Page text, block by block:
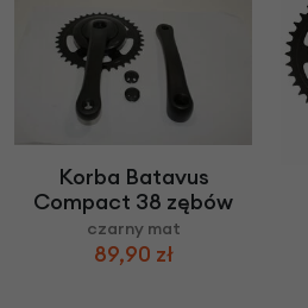
Korba Batavus
Compact 38 zębów
czarny mat
89,90 zł